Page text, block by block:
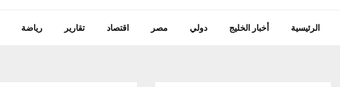
الرئيسية أخبار الخليج دولي مصر اقتصاد تقارير رياضة